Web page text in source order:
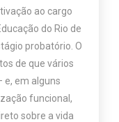
ao cargo
do Rio de
probatório. O
de que vários
e, em alguns
funcional,
sobre a vida